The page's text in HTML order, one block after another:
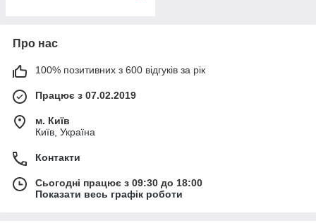
Про нас
100% позитивних з 600 відгуків за рік
Працює з 07.02.2019
м. Київ
Київ, Україна
Контакти
Сьогодні працює з 09:30 до 18:00
Показати весь графік роботи